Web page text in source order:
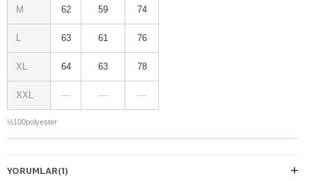
M 62 59 74
L 63 61 76
XL 64 63 78
XXL — — —
½100polyester
YORUMLAR(1)